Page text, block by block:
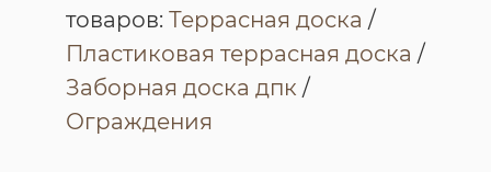
товаров: Террасная доска /
Пластиковая террасная доска /
Заборная доска дпк /
Ограждения